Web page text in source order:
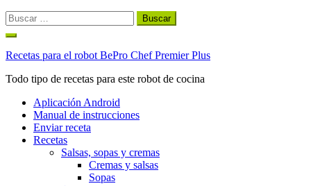
Buscar:
Ir
contenido
Recetas para el robot BePro Chef Premier Plus
Todo tipo de recetas para este robot de cocina
Aplicación Android
Manual de instrucciones
Enviar receta
Recetas
Salsas, sopas y cremas
Cremas y salsas
Sopas